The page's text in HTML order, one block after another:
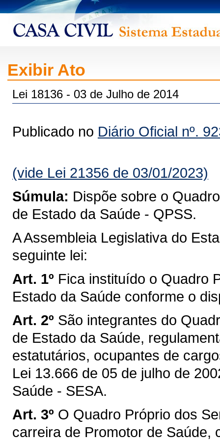
Exibir Ato
Lei 18136 - 03 de Julho de 2014
Publicado no Diário Oficial nº.
(vide Lei 21356 de 03/01/2023)
Súmula: Dispõe sobre o
de Estado da Saúde - QPSS.
A Assembleia Legislativa do
seguinte lei:
Art. 1º Fica instituído o Quadro
Estado da Saúde conforme o
Art. 2º São integrantes do
de Estado da Saúde,
estatutários, ocupantes de
Lei 13.666 de 05 de julho de
Saúde - SESA.
Art. 3º O Quadro Próprio dos
carreira de Promotor de